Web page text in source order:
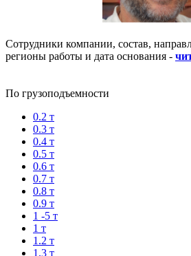
Сотрудники компании, состав,
регионы работы и дата основания -
По грузоподъемности
0.2 т
0.3 т
0.4 т
0.5 т
0.6 т
0.7 т
0.8 т
0.9 т
1 -5 т
1 т
1.2 т
1.3 т